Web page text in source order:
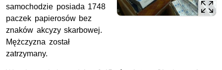
samochodzie posiada 1748
paczek papierosów bez
znaków akcyzy skarbowej.
Mężczyzna został
zatrzymany.